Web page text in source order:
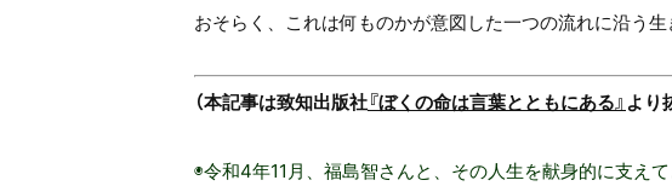
おそらく、これは何ものかが意図した一つの流れに沿う生
（本記事は致知出版社『ぼくの命は言葉とともにある』 より
◉令和4年11月、福島智さんと、その人生を献身的に支え